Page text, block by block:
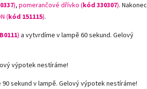
), pomerančové dřívko (kód 330307). Nakonec
(kód 151115).
) a vytvrdíme v lampě 60 sekund. Gelový
výpotek nestíráme!
sekund v lampě. Gelový výpotek nestíráme!